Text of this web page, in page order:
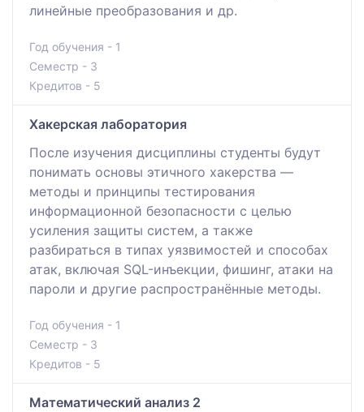
линейные преобразования и др.
Год обучения - 1
Семестр - 3
Кредитов - 5
Хакерская лаборатория
После изучения дисциплины студенты будут
понимать основы этичного хакерства —
методы и принципы тестирования
информационной безопасности с целью
усиления защиты систем, а также
разбираться в типах уязвимостей и способах
атак, включая SQL-инъекции, фишинг, атаки на
пароли и другие распространённые методы.
Год обучения - 1
Семестр - 3
Кредитов - 5
Математический анализ 2